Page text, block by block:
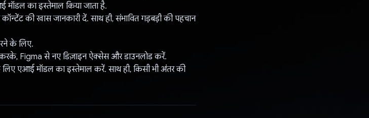
का इस्तेमाल किया जाता है.
की खास जानकारी दें. साथ ही, संभावित गड़बड़ी की पहचान
के लिए.
Figma से नए डिज़ाइन ऐक्सेस और डाउनलोड करें.
एआई मॉडल का इस्तेमाल करें. साथ ही, किसी भी अंतर की